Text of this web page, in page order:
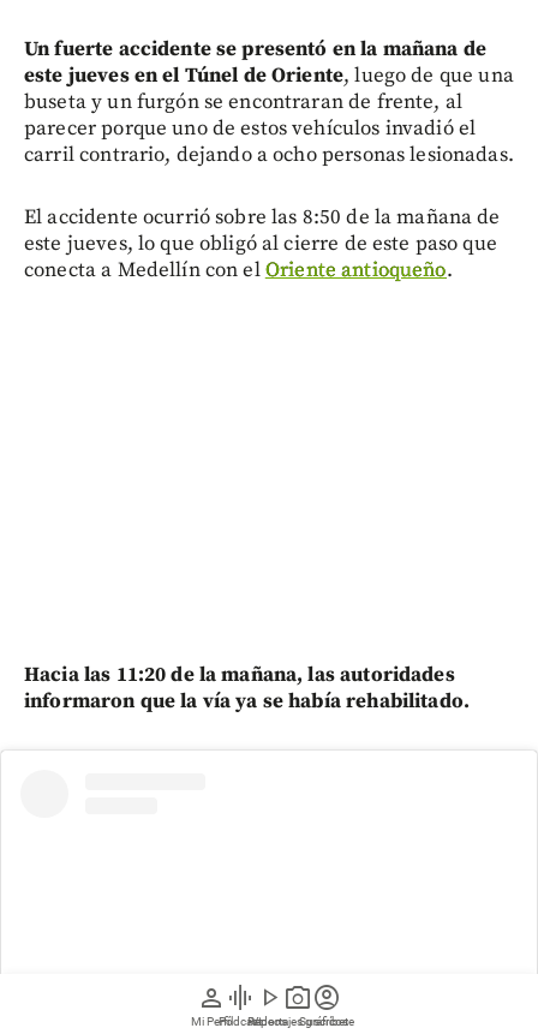
person
Mi Perfil
graphic_eq
Pódcast
play_arrow
Videos
photo_camera
Reportajes gráficos
account_circle
Suscríbete
Un fuerte accidente se presentó en la mañana de
este jueves en el Túnel de Oriente, luego de que una
buseta y un furgón se encontraran de frente, al
parecer porque uno de estos vehículos invadió el
carril contrario, dejando a ocho personas lesionadas.
El accidente ocurrió sobre las 8:50 de la mañana de
este jueves, lo que obligó al cierre de este paso que
conecta a Medellín con elOriente antioqueño.
Hacia las 11:20 de la mañana, las autoridades
informaron que la vía ya se había rehabilitado.